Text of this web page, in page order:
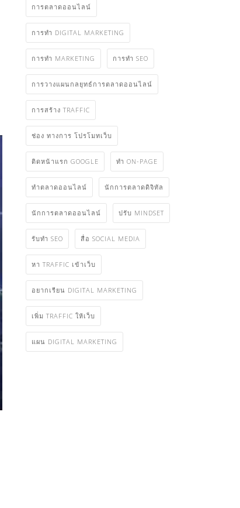
การตลาดออนไลน์
การทำ DIGITAL MARKETING
การทำ MARKETING การทำ SEO
การวางแผนกลยุทธ์การตลาดออนไลน์
การสร้าง TRAFFIC
ช่อง ทางการ โปรโมทเว็บ
ติดหน้าแรก GOOGLE ทำ ON-PAGE
ทําตลาดออนไลน์ นักการตลาดดิจิทัล
นักการตลาดออนไลน์ ปรับ MINDSET
รับทำ SEO สื่อ SOCIAL MEDIA
หา TRAFFIC เข้าเว็บ
อยากเรียน DIGITAL MARKETING
เพิ่ม TRAFFIC ให้เว็บ
แผน DIGITAL MARKETING